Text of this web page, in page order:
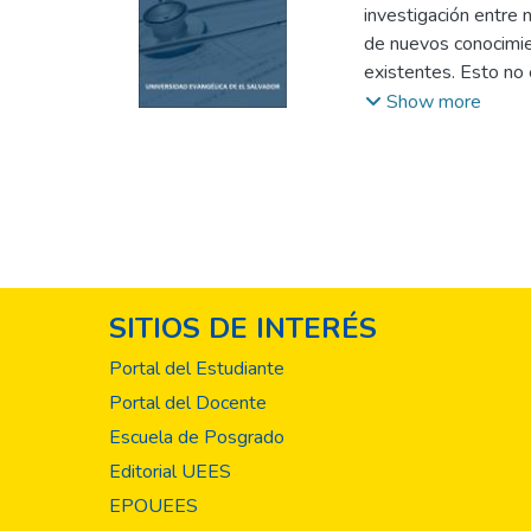
investigación entre
de nuevos
existentes. Esto no
agente de cambio,
mentoría, y a todos
construyendo un
Show more
SITIOS DE INTERÉS
Portal del Estudiante
Portal del Docente
Escuela de Posgrado
Editorial UEES
EPOUEES